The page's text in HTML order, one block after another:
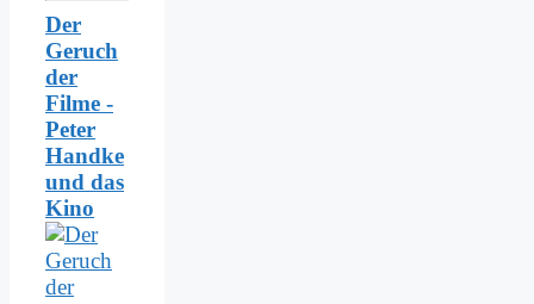
Der
Geruch
der
Filme -
Peter
Handke
und das
Kino